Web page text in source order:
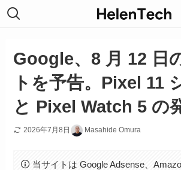
Google、8 月 12 日
トを予告。Pixel 11
と Pixel Watch 5 の
2026年7月8日 Masahide Omura
当サイトは Google Adsense、